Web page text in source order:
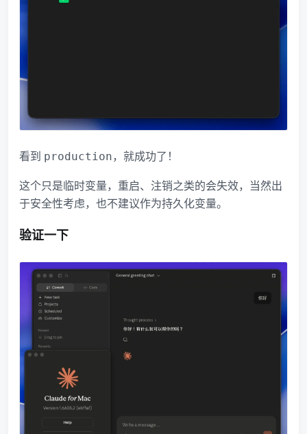
看到 production，就成功了！
这个只是临时变量，重启、注销之类的会失效，当然出
于安全性考虑，也不建议作为持久化变量。
验证一下